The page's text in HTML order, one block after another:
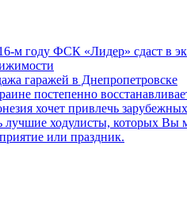
м году ФСК «Лидер» сдаст в
гаражей в Днепропетровске
постепенно
хочет привлечь
лучшие ходулисты, которых Вы
или праздник.